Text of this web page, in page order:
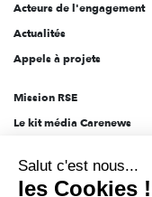
Acteurs de l'engagement
Actualités
Appels à projets
Mission RSE
Le kit média Carenews
AEF info
Salut c'est nous...
les Cookies !